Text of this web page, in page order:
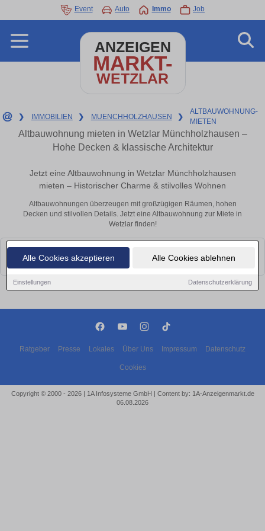
Alle Cookies akzeptieren Alle Cookies ablehnen
Einstellungen Datenschutzerklärung
Event Auto Immo Job
ANZEIGEN
MARKT-
WETZLAR
❯ IMMOBILIEN ❯ MUENCHHOLZHAUSEN ❯
ALTBAUWOHNUNG-
MIETEN
Altbauwohnung mieten in Wetzlar Münchholzhausen –
Hohe Decken & klassische Architektur
Jetzt eine Altbauwohnung in Wetzlar Münchholzhausen
mieten – Historischer Charme & stilvolles Wohnen
Altbauwohnungen überzeugen mit großzügigen Räumen, hohen
Decken und stilvollen Details. Jetzt eine Altbauwohnung zur Miete in
Wetzlar finden!
Leider konnten wir derzeit keine passenden Objekte finden. Schauen Sie
bald wieder vorbei!
Ratgeber Presse Lokales Über Uns Impressum Datenschutz
Cookies
Copyright © 2000 - 2026 | 1A Infosysteme GmbH | Content by: 1A-Anzeigenmarkt.de
06.08.2026